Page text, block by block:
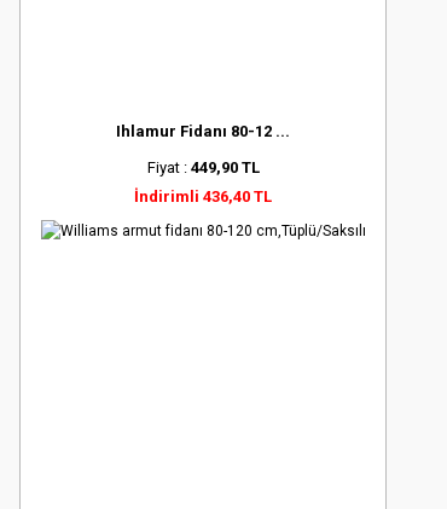
Ihlamur Fidanı 80-12 ...
Fiyat : 449,90 TL
İndirimli 436,40 TL